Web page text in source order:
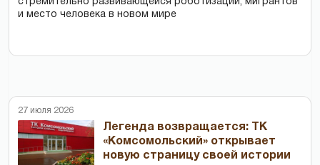
и место человека в новом мире
27 июля 2026
Легенда возвращается: ТК
«Комсомольский» открывает
новую страницу своей истории